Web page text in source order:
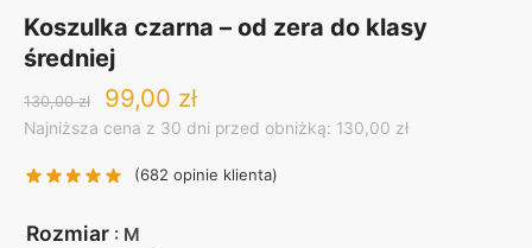
Koszulka czarna – od zera do klasy
średniej
130,00zł
Original
price
130,00 zł.
99,00 złCurrent
price
99,00 zł.
Najniższa cena z 30 dni przed obniżką: 130,00 zł
(682 opinie klienta)
Rozmiar : M